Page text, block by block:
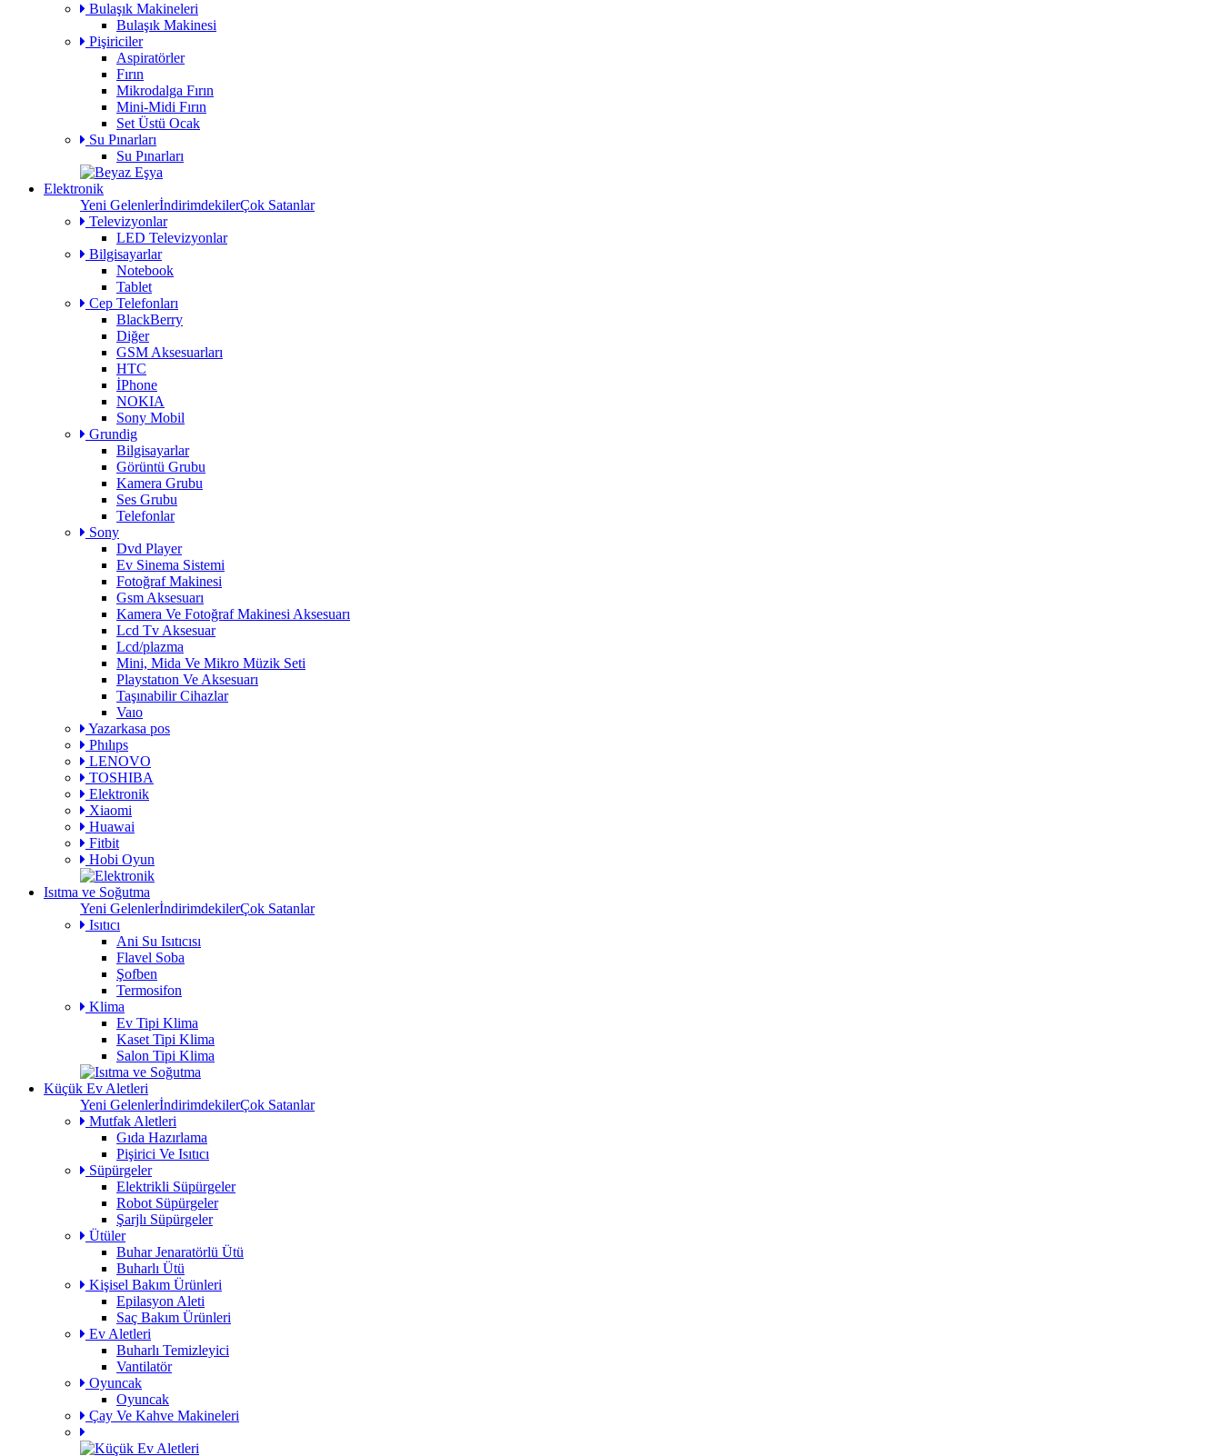
Bulaşık Makineleri
Bulaşık Makinesi
Pişiriciler
Aspiratörler
Fırın
Mikrodalga Fırın
Mini-Midi Fırın
Set Üstü Ocak
Su Pınarları
Su Pınarları
Elektronik
Yeni GelenlerİndirimdekilerÇok Satanlar
Televizyonlar
LED Televizyonlar
Bilgisayarlar
Notebook
Tablet
Cep Telefonları
BlackBerry
Diğer
GSM Aksesuarları
HTC
İPhone
NOKIA
Sony Mobil
Grundig
Bilgisayarlar
Görüntü Grubu
Kamera Grubu
Ses Grubu
Telefonlar
Sony
Dvd Player
Ev Sinema Sistemi
Fotoğraf Makinesi
Gsm Aksesuarı
Kamera Ve Fotoğraf Makinesi Aksesuarı
Lcd Tv Aksesuar
Lcd/plazma
Mini, Mida Ve Mikro Müzik Seti
Playstatıon Ve Aksesuarı
Taşınabilir Cihazlar
Vaıo
Yazarkasa pos
Phılıps
LENOVO
TOSHIBA
Elektronik
Xiaomi
Huawai
Fitbit
Hobi Oyun
Isıtma ve Soğutma
Yeni GelenlerİndirimdekilerÇok Satanlar
Isıtıcı
Ani Su Isıtıcısı
Flavel Soba
Şofben
Termosifon
Klima
Ev Tipi Klima
Kaset Tipi Klima
Salon Tipi Klima
Küçük Ev Aletleri
Yeni GelenlerİndirimdekilerÇok Satanlar
Mutfak Aletleri
Gıda Hazırlama
Pişirici Ve Isıtıcı
Süpürgeler
Elektrikli Süpürgeler
Robot Süpürgeler
Şarjlı Süpürgeler
Ütüler
Buhar Jenaratörlü Ütü
Buharlı Ütü
Kişisel Bakım Ürünleri
Epilasyon Aleti
Saç Bakım Ürünleri
Ev Aletleri
Buharlı Temizleyici
Vantilatör
Oyuncak
Oyuncak
Çay Ve Kahve Makineleri